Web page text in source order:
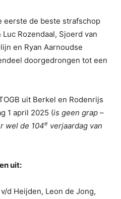
eerste de beste strafschop
Rozendaal, Sjoerd van
en Ryan Aarnoudse
doorgedrongen tot een
uit Berkel en Rodenrijs
1 april 2025 (is geen grap –
wel de 104e verjaardag van
uit:
d Heijden, Leon de Jong,